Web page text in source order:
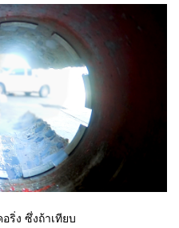
ริ่ง ซึ่งถ้าเทียบ